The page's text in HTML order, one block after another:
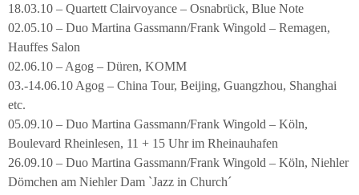
18.03.10 – Quartett Clairvoyance – Osnabrück, Blue Note
02.05.10 – Duo Martina Gassmann/Frank Wingold – Remagen,
Hauffes Salon
02.06.10 – Agog – Düren, KOMM
03.-14.06.10 Agog – China Tour, Beijing, Guangzhou, Shanghai
etc.
05.09.10 – Duo Martina Gassmann/Frank Wingold – Köln,
Boulevard Rheinlesen, 11 + 15 Uhr im Rheinauhafen
26.09.10 – Duo Martina Gassmann/Frank Wingold – Köln, Niehler
Dömchen am Niehler Dam `Jazz in Church´